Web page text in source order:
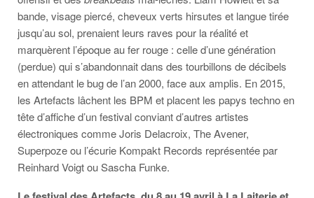
bande, visage piercé, cheveux verts hirsutes et langue tirée
jusqu’au sol, prenaient leurs raves pour la réalité et
marquèrent l’époque au fer rouge : celle d’une génération
(perdue) qui s’abandonnait dans des tourbillons de décibels
en attendant le bug de l’an 2000, face aux amplis. En 2015,
les Artefacts lâchent les BPM et placent les papys techno en
tête d’affiche d’un festival conviant d’autres artistes
électroniques comme Joris Delacroix, The Avener,
Superpoze ou l’écurie Kompakt Records représentée par
Reinhard Voigt ou Sascha Funke.